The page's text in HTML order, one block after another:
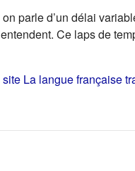
supérieur
parle d’un délai
Ce laps de
La langue française